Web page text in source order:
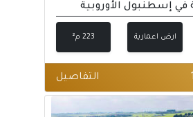
إسطنبول الأوروبية
ارض اعمارية 223 م²
التفاصيل